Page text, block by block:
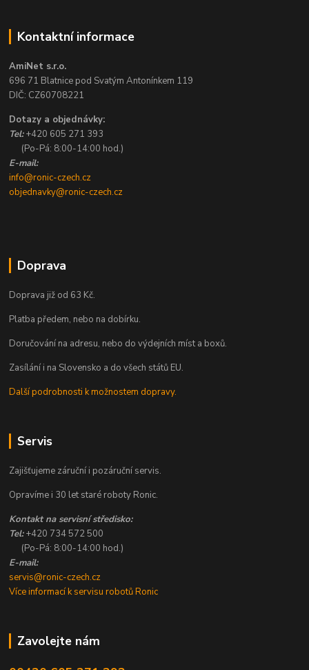
Kontaktní informace
AmiNet s.r.o.
696 71 Blatnice pod Svatým Antonínkem 119
DIČ: CZ60708221
Dotazy a objednávky:
Tel:+420 605 271 393
(Po-Pá: 8:00-14:00 hod.)
E-mail:
info@ronic-czech.cz
objednavky@ronic-czech.cz
Doprava
Doprava již od 63 Kč.
Platba předem, nebo na dobírku.
Doručování na adresu, nebo do výdejních míst a boxů.
Zasílání i na Slovensko a do všech států EU.
Další podrobnosti k možnostem dopravy.
Servis
Zajišťujeme záruční i pozáruční servis.
Opravíme i 30 let staré roboty Ronic.
Kontakt na servisní středisko:
Tel:+420 734 572 500
(Po-Pá: 8:00-14:00 hod.)
E-mail:
servis@ronic-czech.cz
Více informací k servisu robotů Ronic
Zavolejte nám